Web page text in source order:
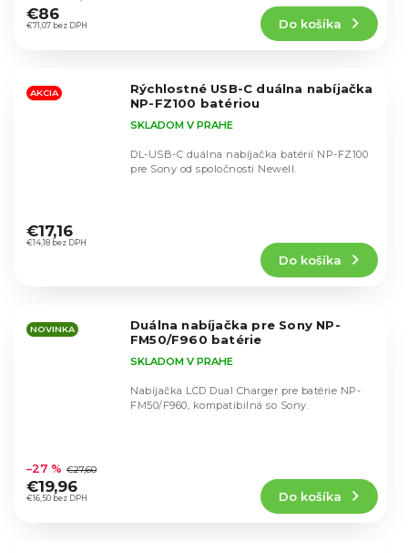
produktu
je
hviezdičiek.
€71,07 bez DPH
€86
Do košíka
AKCIA
Rýchlostné USB-C duálna nabíjačka
NP-FZ100 batériou
hodnotenie
produktu
hviezdičiek.
SKLADOM V PRAHE
€14,18 bez DPH
€17,16
Do košíka
DL-USB-C duálna nabíjačka batérií NP-FZ100
pre Sony od spoločnosti Newell.
NOVINKA
Duálna nabíjačka pre Sony NP-
FM50/F960 batérie
hodnotenie
produktu
je
SKLADOM V PRAHE
€16,50 bez DPH
–27 % €27,60
€19,96
Do košíka
Nabíjačka LCD Dual Charger pre batérie NP-
FM50/F960, kompatibilná so Sony.